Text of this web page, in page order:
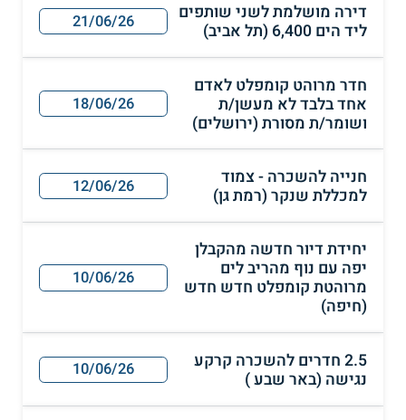
דירה מושלמת לשני שותפים
ליד הים 6,400 (תל אביב)
21/06/26
חדר מרוהט קומפלט לאדם
אחד בלבד לא מעשן/ת
ושומר/ת מסורת (ירושלים)
18/06/26
חנייה להשכרה - צמוד
למכללת שנקר (רמת גן)
12/06/26
יחידת דיור חדשה מהקבלן
יפה עם נוף מהריב לים
מרוהטת קומפלט חדש חדש
(חיפה)
10/06/26
2.5 חדרים להשכרה קרקע
נגישה (באר שבע )
10/06/26